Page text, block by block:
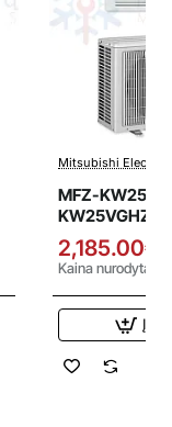
Mitsubishi Electric
MFZ-
KW25VGHZ
2.5/3.4 kW
siurblys
2,185.00€
Kaina nurodyta
Į